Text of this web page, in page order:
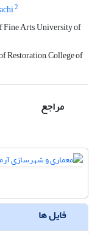
2
Fine Arts, University of
Restoration, College of
مراجع
فایل ها